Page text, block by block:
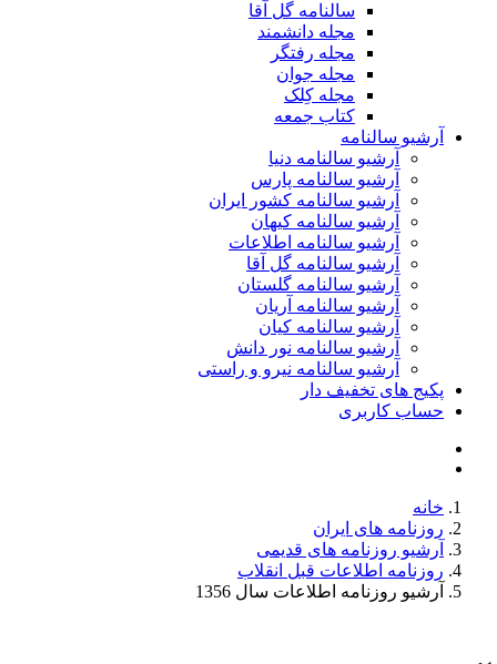
سالنامه گل آقا
مجله دانشمند
مجله رفتگر
مجله جوان
مجله کِلک
کتاب جمعه
آرشیو سالنامه
آرشیو سالنامه دنیا
آرشیو سالنامه پارس
آرشیو سالنامه کشور ایران
آرشیو سالنامه کیهان
آرشیو سالنامه اطلاعات
آرشیو سالنامه گل آقا
آرشیو سالنامه گلستان
آرشیو سالنامه آریان
آرشیو سالنامه کیان
آرشیو سالنامه نور دانش
آرشیو سالنامه نیرو و راستی
پکیج های تخفیف دار
حساب کاربری
خانه
روزنامه های ایران
آرشیو روزنامه های قدیمی
روزنامه اطلاعات قبل انقلاب
آرشیو روزنامه اطلاعات سال 1356